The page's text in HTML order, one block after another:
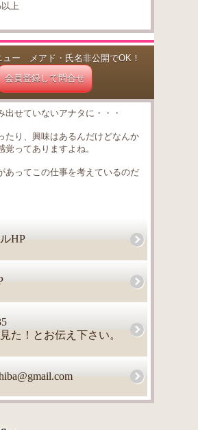
上
ュー メアド・氏名非公開でOK！
会員登録して問合せ
出せていないアナタに・・・
たり、興味はあるんだけどなんか
覚ってありますよね。
あってこの仕事を考えているのだ
HP
た！とお伝え下さい。